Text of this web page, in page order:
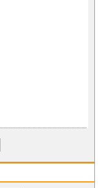
いものとします。ただし、
ことがあります。
任で個人情報保護に関する
入店へ開示し、当社もしく
本サービスの運営に最低限
本サービスの再委託先、監査
示した情報を、会員の役
しないことに同意します。